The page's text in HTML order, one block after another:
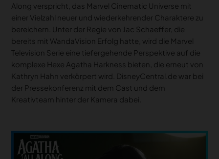
Along verspricht, das Marvel Cinematic Universe mit
einer Vielzahl neuer und wiederkehrender Charaktere zu
bereichern. Unter der Regie von Jac Schaeffer, die
bereits mit WandaVision Erfolg hatte, wird die Marvel
Television Serie eine tiefergehende Perspektive auf die
komplexe Hexe Agatha Harkness bieten, die erneut von
Kathryn Hahn verkörpert wird. DisneyCentral.de war bei
der Pressekonferenz mit dem Cast und dem
Kreativteam hinter der Kamera dabei.